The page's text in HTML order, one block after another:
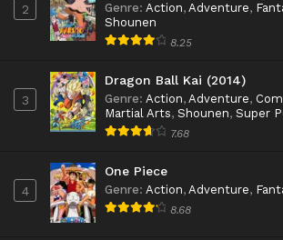
2 Genre: Action, Adventure,
Shounen
8.25
3
Dragon Ball Kai (2014)
Genre: Action, Adventure,
Martial Arts, Shounen, Super
7.68
4
One Piece
Genre: Action, Adventure,
8.68